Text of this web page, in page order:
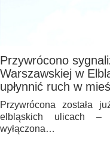
Przywrócono
Warszawskiej w
upłynnić ruch w
Przywrócona została
elbląskich ulicach –
wyłączona…